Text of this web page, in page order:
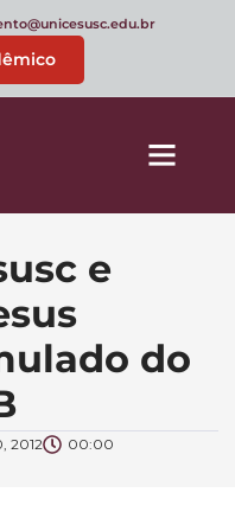
e
do
2012 00:00